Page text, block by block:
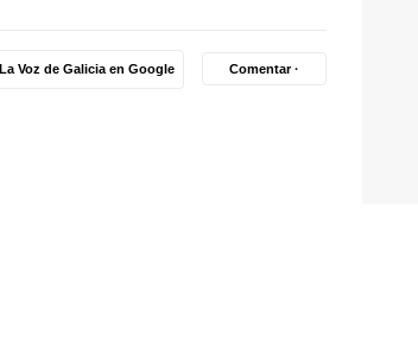
Voz de Galicia en Google Comentar ·